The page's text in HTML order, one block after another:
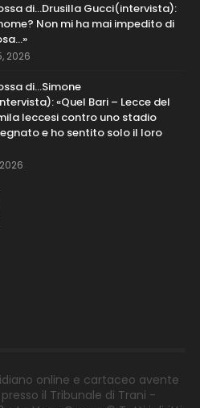
di…Drusilla Gucci(intervista):
Non mi ha mai impedito di
2026
di…Simone
«Quel Bari – Lecce del
leccesi contro uno stadio
e ho sentito solo il loro
online e cartaceo avente
il Tribunale di Trani -